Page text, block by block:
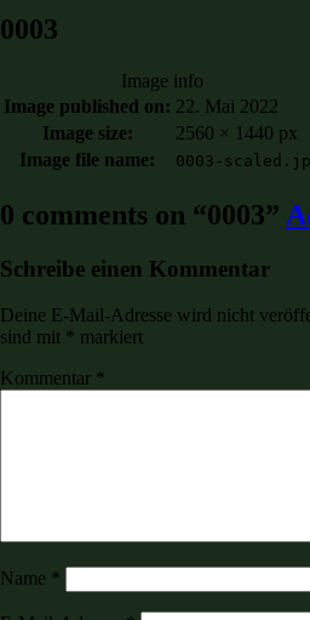
0003
Image info
Image published on: 22. Mai 2022
Image size:
2560 × 1440 px
Image file name:
0003-
0 comments on “0003”
Schreibe einen Kommentar
Deine E-Mail-Adresse wird nicht
sind mit * markiert
Kommentar *
Name *